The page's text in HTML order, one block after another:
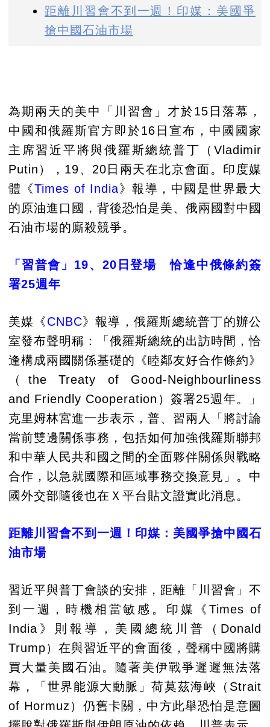
距離川習會不到一週！印媒：美國爭
搶中國石油市場
為期兩天的美中「川習會」才於15日落幕，
中國和俄羅斯官方即於16日宣布，中國國家
主席習近平將與俄羅斯總統普丁（Vladimir
Putin），19、20日兩天在北京會面。印度媒
體《Times of India》報導，中國是世界最大
的原油進口國，背後恐怕是美、俄兩國對中國
石油市場的廝殺競爭。
「習普會」19、20日登場 恰逢中俄條約簽
署25週年
美媒《CNBC》報導，俄羅斯總統普丁的辦公
室發布聲明稱：「俄羅斯總統的出訪時間，恰
逢構成兩國關係基礎的《睦鄰友好合作條約》
（the Treaty of Good-Neighbourliness
and Friendly Cooperation）簽署25週年。」
克里姆林宮進一步表示，普、習兩人「將討論
當前雙邊關係事務，包括如何加強俄羅斯聯邦
和中華人民共和國之間的全面夥伴關係與戰略
合作，以急就國際和區域事務交換意見」。中
國外交部隨後也在Ｘ平台貼文證實此消息。
距離川習會不到一週！印媒：美國爭搶中國石
油市場
習近平與普丁會談的安排，距離「川習會」不
到一週，時機相當敏感。印媒《Times of
India》則報導，美國總統川普（Donald
Trump）在與習近平的會面後，聲稱中國將購
買大量美國石油。隨著美伊戰爭遲遲無法落
幕，「世界能源大動脈」荷莫茲海峽（Strait
of Hormuz）仍舊卡關，中方此舉恐怕是意圖